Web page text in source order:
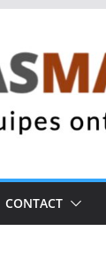
CONTACT